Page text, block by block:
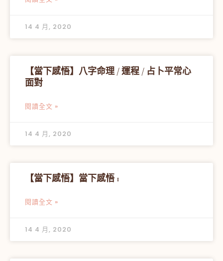
14 4 月, 2020
【當下感悟】八字命理 / 運程 / 占卜平常心
面對
閱讀全文 »
14 4 月, 2020
【當下感悟】當下感悟 1
閱讀全文 »
14 4 月, 2020